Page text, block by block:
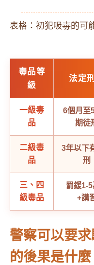
表格：初犯吸毒的可
毒品等
級
法定
一級毒
品
6個月至
期徒
二級毒
品
3年以下
刑
三、四
級毒品
罰鍰1-5
+講
警察可以要
的後果是什麼